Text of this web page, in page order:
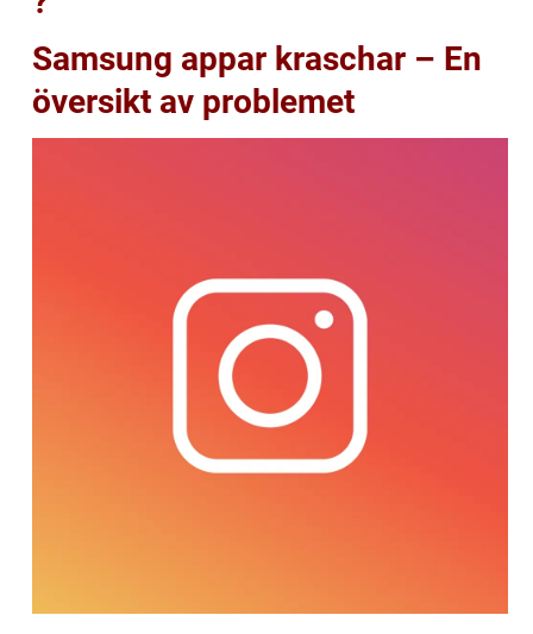
Samsung appar kraschar – En
översikt av problemet